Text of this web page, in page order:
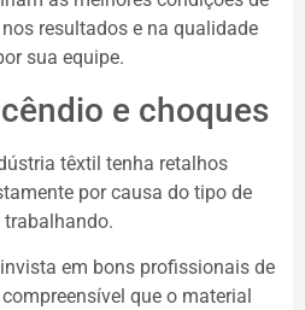
resultados e na qualidade
sua equipe.
e choques
têxtil tenha retalhos
por causa do tipo de
em bons profissionais de
que o material